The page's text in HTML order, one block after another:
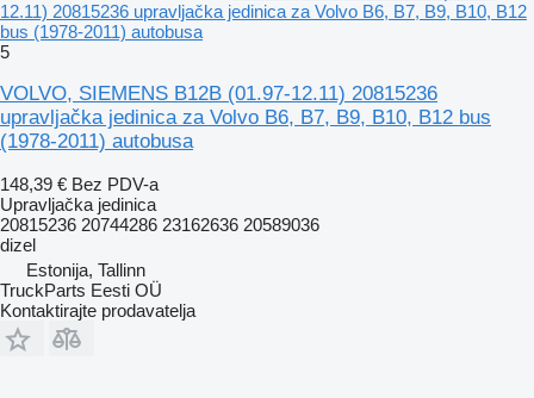
12.11) 20815236 upravljačka jedinica za Volvo B6, B7, B9, B10, B12
bus (1978-2011) autobusa
5
VOLVO, SIEMENS B12B (01.97-12.11) 20815236
upravljačka jedinica za Volvo B6, B7, B9, B10, B12 bus
(1978-2011) autobusa
148,39 € Bez PDV-a
Upravljačka jedinica
20815236 20744286 23162636 20589036
dizel
Estonija, Tallinn
TruckParts Eesti OÜ
Kontaktirajte prodavatelja